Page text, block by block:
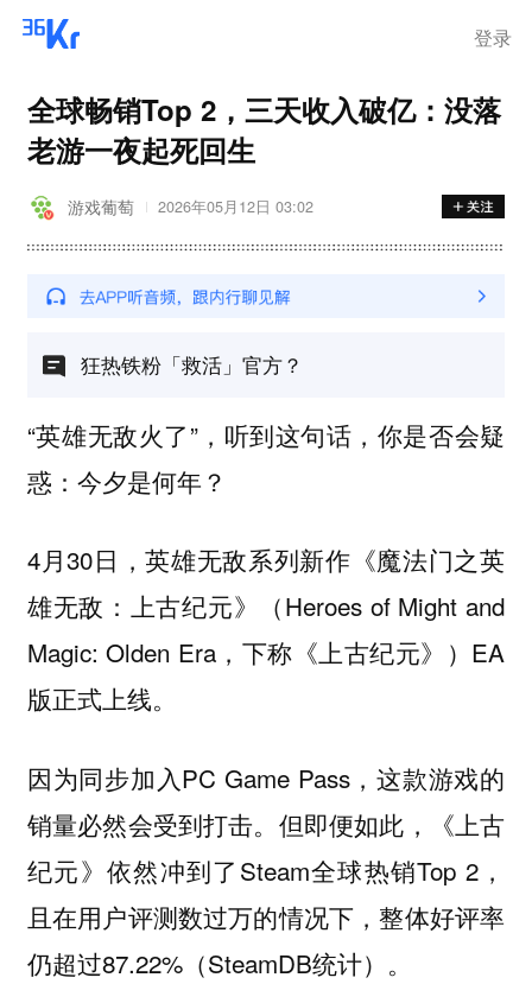
登录
全球畅销Top 2，三天收入破亿：没落
老游一夜起死回生
游戏葡萄 2026年05月12日 03:02
狂热铁粉「救活」官方？
“英雄无敌火了”，听到这句话，你是否会疑
惑：今夕是何年？
4月30日，英雄无敌系列新作《魔法门之英
雄无敌：上古纪元》（Heroes of Might and
Magic: Olden Era，下称《上古纪元》）EA
版正式上线。
因为同步加入PC Game Pass，这款游戏的
销量必然会受到打击。但即便如此，《上古
纪元》依然冲到了Steam全球热销Top 2，
且在用户评测数过万的情况下，整体好评率
仍超过87.22%（SteamDB统计）。